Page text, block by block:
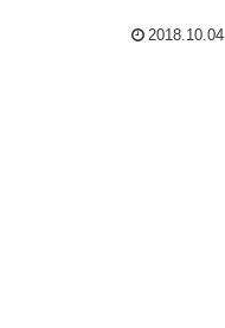
2018.10.04